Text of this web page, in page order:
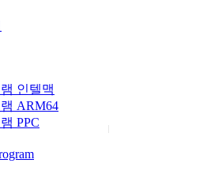
인텔맥
ARM64
PPC